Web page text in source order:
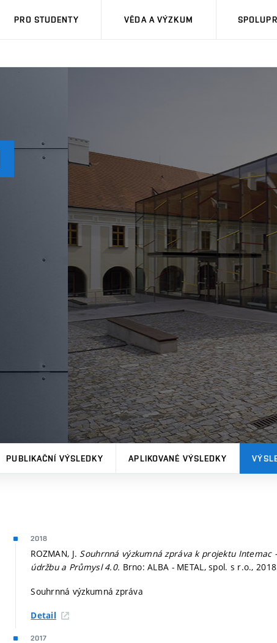
PRO STUDENTY VĚDA A VÝZKUM
PUBLIKAČNÍ VÝSLEDKY APLIKOVANÉ VÝSLEDKY
2018
ROZMAN, J. Souhrnná výzkumná zpráva k projektu
údržbu a Průmysl 4.0. Brno: ALBA - METAL, spol. s r.o.,
Souhrnná výzkumná zpráva
Detail
2017